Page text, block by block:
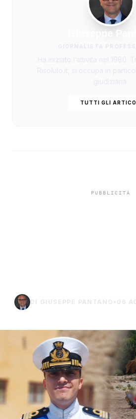
Giuseppe
TUTTI GLI
DI GIUSEPPE PANTANO • 06